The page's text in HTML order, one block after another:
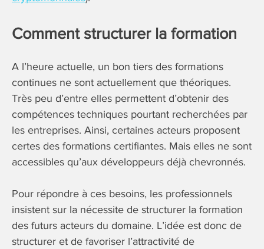
Comment structurer la formation
A l’heure actuelle, un bon tiers des formations
continues ne sont actuellement que théoriques.
Très peu d’entre elles permettent d’obtenir des
compétences techniques pourtant recherchées par
les entreprises. Ainsi, certaines acteurs proposent
certes des formations certifiantes. Mais elles ne sont
accessibles qu’aux développeurs déjà chevronnés.
Pour répondre à ces besoins, les professionnels
insistent sur la nécessite de structurer la formation
des futurs acteurs du domaine. L’idée est donc de
structurer et de favoriser l’attractivité de